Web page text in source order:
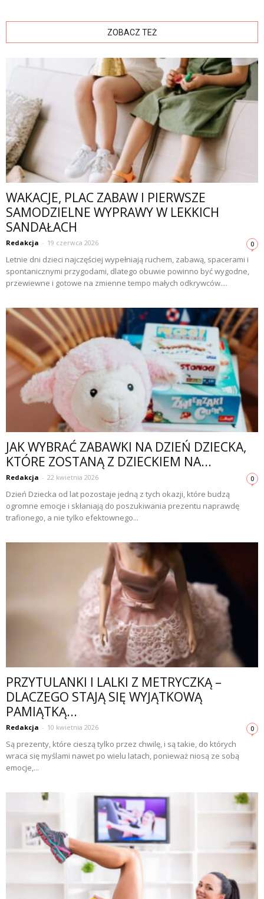
ZOBACZ TEŻ
WAKACJE, PLAC ZABAW I PIERWSZE
SAMODZIELNE WYPRAWY W LEKKICH
SANDAŁACH
Redakcja - 19 czerwca 2026 0
Letnie dni dzieci najczęściej wypełniają ruchem, zabawą, spacerami i
spontanicznymi przygodami, dlatego obuwie powinno być wygodne,
przewiewne i gotowe na zmienne tempo małych odkrywców....
JAK WYBRAĆ ZABAWKI NA DZIEŃ DZIECKA,
KTÓRE ZOSTANĄ Z DZIECKIEM NA...
Redakcja - 22 kwietnia 2026 0
Dzień Dziecka od lat pozostaje jedną z tych okazji, które budzą
ogromne emocje i skłaniają do poszukiwania prezentu naprawdę
trafionego, a nie tylko efektownego...
PRZYTULANKI I LALKI Z METRYCZKĄ –
DLACZEGO STAJĄ SIĘ WYJĄTKOWĄ
PAMIĄTKĄ...
Redakcja - 10 kwietnia 2026 0
Są prezenty, które cieszą tylko przez chwilę, i są takie, do których
wraca się myślami nawet po wielu latach, ponieważ niosą ze sobą
emocje,...